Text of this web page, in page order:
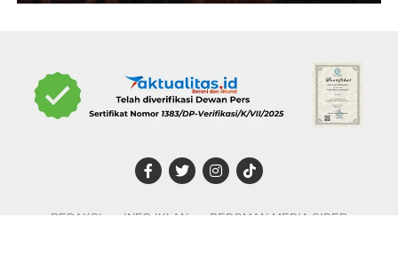
REDAKSI INFO IKLAN
PEDOMAN MEDIA SIBER